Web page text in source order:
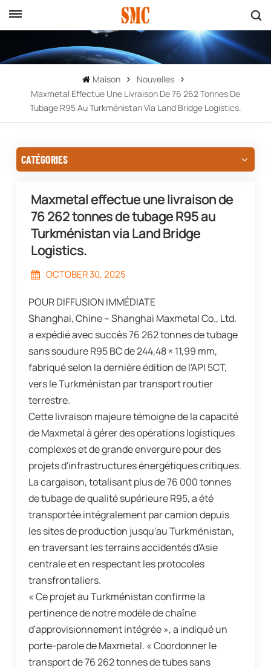
Maison
Nouvelles
Maxmetal Effectue Une Livraison De 76 262 Tonnes De
Tubage R95 Au Turkménistan Via Land Bridge Logistics.
CATÉGORIES
Maxmetal effectue une livraison de
76 262 tonnes de tubage R95 au
Turkménistan via Land Bridge
Logistics.
OCTOBER 30, 2025
POUR DIFFUSION IMMÉDIATE
Shanghai, Chine – Shanghai Maxmetal Co., Ltd.
a expédié avec succès 76 262 tonnes de tubage
sans soudure R95 BC de 244,48 × 11,99 mm,
fabriqué selon la dernière édition de l'API 5CT,
vers le Turkménistan par transport routier
terrestre.
Cette livraison majeure témoigne de la capacité
de Maxmetal à gérer des opérations logistiques
complexes et de grande envergure pour des
projets d'infrastructures énergétiques critiques.
La cargaison, totalisant plus de 76 000 tonnes
de tubage de qualité supérieure R95, a été
transportée intégralement par camion depuis
les sites de production jusqu'au Turkménistan,
en traversant les terrains accidentés d'Asie
centrale et en respectant les protocoles
transfrontaliers.
« Ce projet au Turkménistan confirme la
pertinence de notre modèle de chaîne
d'approvisionnement intégrée », a indiqué un
porte-parole de Maxmetal. « Coordonner le
transport de 76 262 tonnes de tubes sans